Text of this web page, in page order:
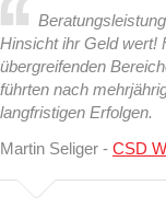
Hinsicht ihr Geld wert!
übergreifenden
führten nach
langfristigen Erfolgen.
Martin Seliger - CSD